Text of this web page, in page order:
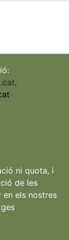
,
ni quota, i
de les
els nostres